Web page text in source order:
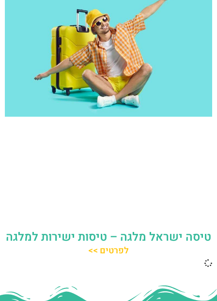
טיסה ישראל מלגה – טיסות ישירות למלגה
לפרטים >>